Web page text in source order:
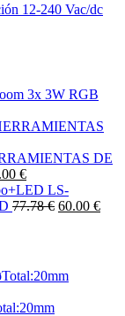
12-240 Vac/dc
3x 3W RGB
DE
€
LS-
77.78 € 60.00 €